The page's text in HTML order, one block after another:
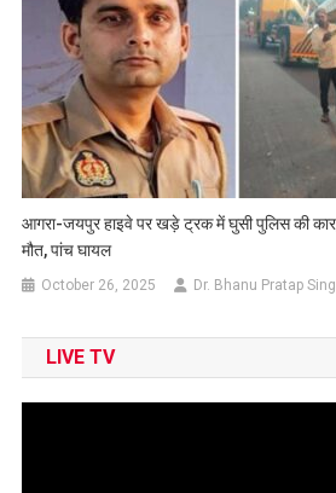
आगरा-जयपुर हाइवे पर खड़े ट्रक में घुसी पुलिस की
मौत, पांच घायल
October 26, 2025 Dr. Bhanu Pratap
LIVE TV